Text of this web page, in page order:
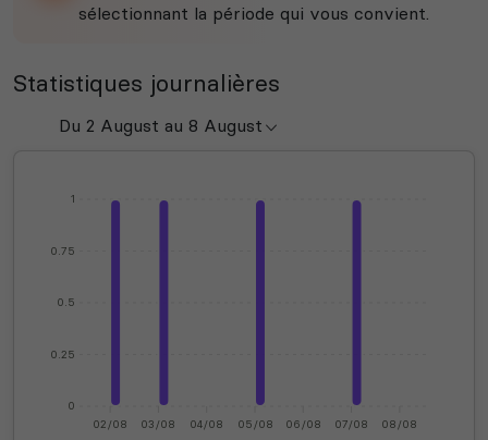
sélectionnant la période qui vous convient.
Statistiques journalières
0
0.25
0.5
0.75
1
02/08 03/08 04/08 05/08 06/08 07/08 08/08